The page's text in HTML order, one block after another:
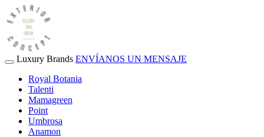
Luxury Brands ENVÍANOS UN MENSAJE
Royal Botania
Talenti
Mamagreen
Point
Umbrosa
Anamon